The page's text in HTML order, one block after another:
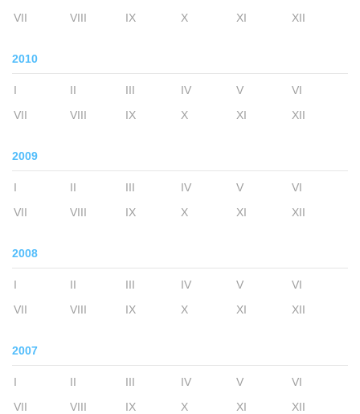
VII
VIII IX X XI XII
2010
I II III IV V
VI
VII
VIII IX X XI XII
2009
I II III IV V
VI
VII
VIII IX X XI XII
2008
I II III IV V
VI
VII
VIII IX X XI XII
2007
I II III IV V
VI
VII
VIII IX X XI XII